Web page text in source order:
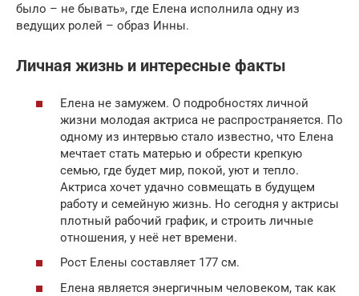
было – не бывать», где Елена исполнила одну из
ведущих ролей – образ Инны.
Личная жизнь и интересные факты
Елена не замужем. О подробностях личной
жизни молодая актриса не распространяется. По
одному из интервью стало известно, что Елена
мечтает стать матерью и обрести крепкую
семью, где будет мир, покой, уют и тепло.
Актриса хочет удачно совмещать в будущем
работу и семейную жизнь. Но сегодня у актрисы
плотный рабочий график, и строить личные
отношения, у неё нет времени.
Рост Елены составляет 177 см.
Елена является энергичным человеком, так как